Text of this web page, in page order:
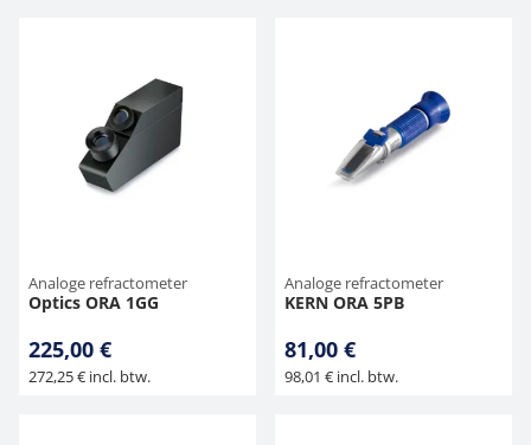
Analoge refractometer
Optics ORA 1GG
225,00 €
272,25 € incl. btw.
Analoge refractometer
KERN ORA 5PB
81,00 €
98,01 € incl. btw.